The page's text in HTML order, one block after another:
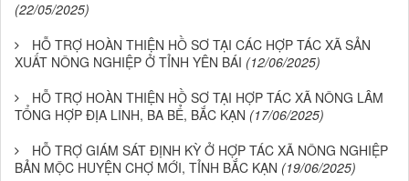
(22/05/2025)
HỖ TRỢ HOÀN THIỆN HỒ SƠ TẠI CÁC HỢP TÁC XÃ SẢN
XUẤT NÔNG NGHIỆP Ở TỈNH YÊN BÁI (12/06/2025)
HỖ TRỢ HOÀN THIỆN HỒ SƠ TẠI HỢP TÁC XÃ NÔNG LÂM
TỔNG HỢP ĐỊA LINH, BA BỂ, BẮC KẠN (17/06/2025)
HỖ TRỢ GIÁM SÁT ĐỊNH KỲ Ở HỢP TÁC XÃ NÔNG NGHIỆP
BẢN MỘC HUYỆN CHỢ MỚI, TỈNH BẮC KẠN (19/06/2025)